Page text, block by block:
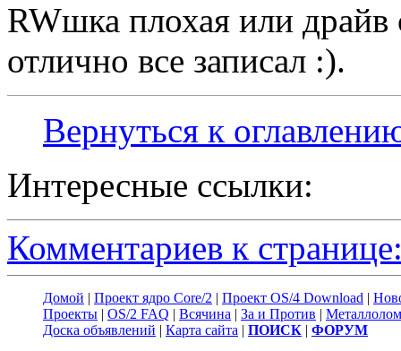
RWшка плохая или
отлично все записал :).
Вернуться к
Интересные ссылки:
Комментариев к
Домой | Проект ядро Core/2 | Проект OS/4 Download |
Проекты | OS/2 FAQ | Всячина | За и Против | Металлолом
Доска объявлений | Карта сайта | ПОИСК | ФОРУМ